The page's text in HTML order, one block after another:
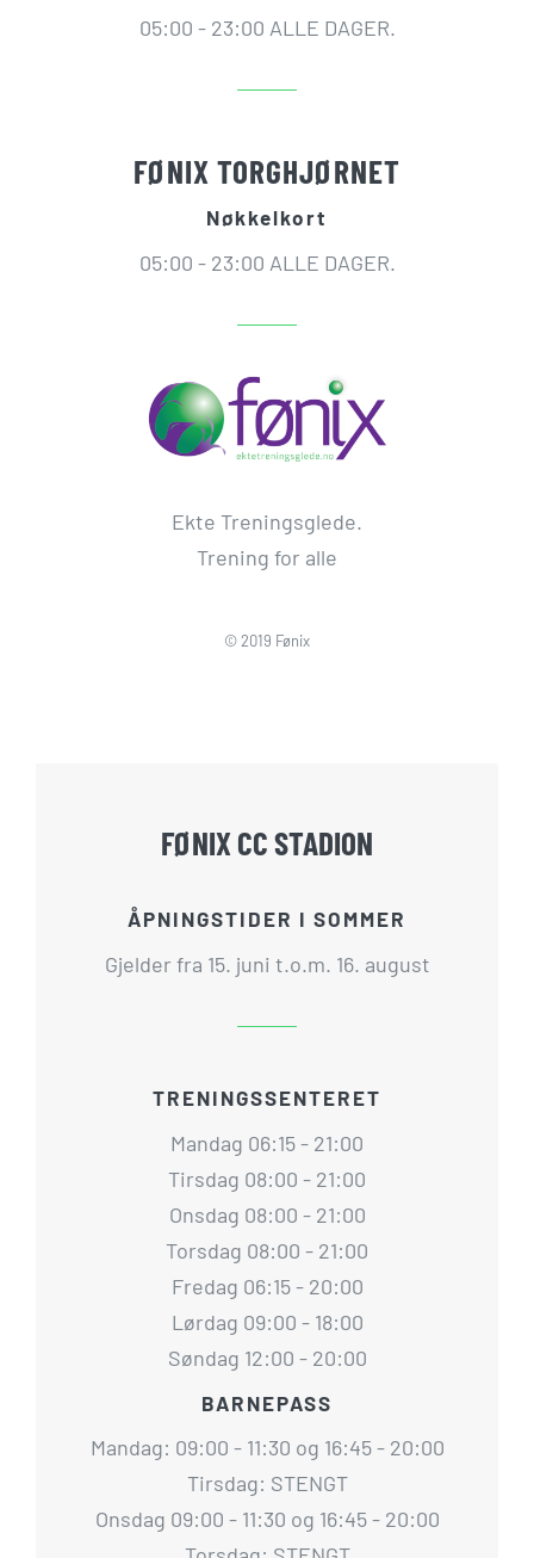
05:00 - 23:00 ALLE DAGER.
FØNIX TORGHJØRNET
Nøkkelkort
05:00 - 23:00 ALLE DAGER.
Ekte Treningsglede.
Trening for alle
© 2019 Fønix
FØNIX CC STADION
ÅPNINGSTIDER I SOMMER
Gjelder fra 15. juni t.o.m. 16. august
TRENINGSSENTERET
Mandag 06:15 - 21:00
Tirsdag 08:00 - 21:00
Onsdag 08:00 - 21:00
Torsdag 08:00 - 21:00
Fredag 06:15 - 20:00
Lørdag 09:00 - 18:00
Søndag 12:00 - 20:00
BARNEPASS
Mandag: 09:00 - 11:30 og 16:45 - 20:00
Tirsdag: STENGT
Onsdag 09:00 - 11:30 og 16:45 - 20:00